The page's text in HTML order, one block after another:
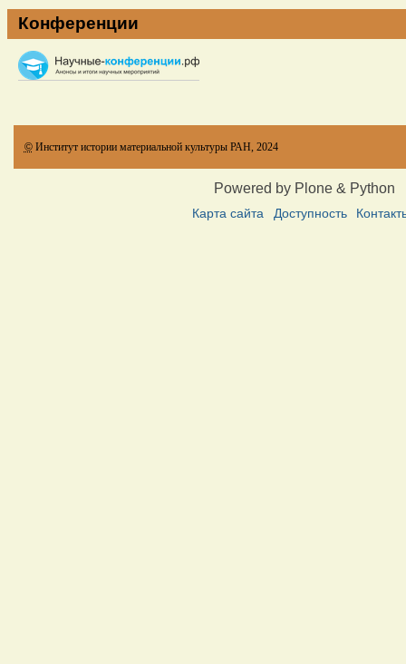
Конференции
© Институт истории материальной культуры РАН, 2024
Powered by Plone & Python
Карта сайта Доступность